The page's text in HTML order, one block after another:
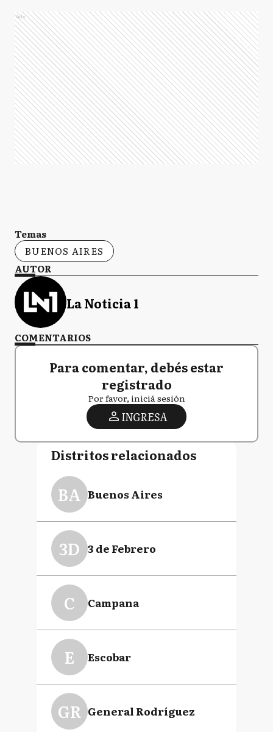
Ads
Temas
BUENOS AIRES
AUTOR
La Noticia 1
COMENTARIOS
Para comentar, debés estar
registrado
Por favor, iniciá sesión
INGRESA
Distritos relacionados
BA Buenos Aires
3D 3 de Febrero
C Campana
E Escobar
GR General Rodríguez